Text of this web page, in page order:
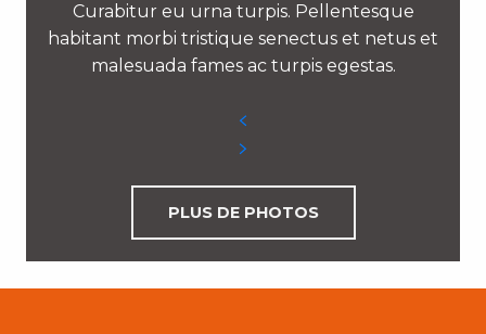
Curabitur eu urna turpis. Pellentesque
habitant morbi tristique senectus et netus et
malesuada fames ac turpis egestas.
PLUS DE PHOTOS